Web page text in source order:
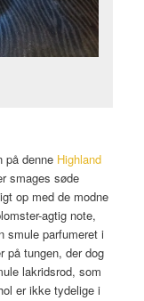
på denne Highland
smages søde
op med de modne
agtig note,
smule parfumeret i
tungen, der dog
lakridsrod, som
er ikke tydelige i